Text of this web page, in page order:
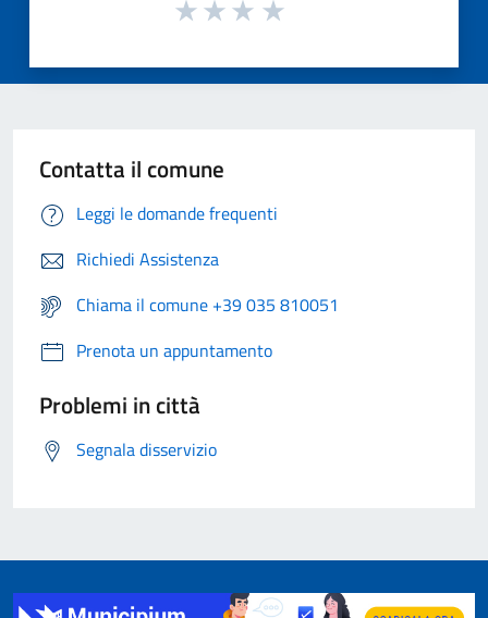
Contatta il comune
Leggi le domande frequenti
Richiedi Assistenza
Chiama il comune +39 035 810051
Prenota un appuntamento
Problemi in città
Segnala disservizio